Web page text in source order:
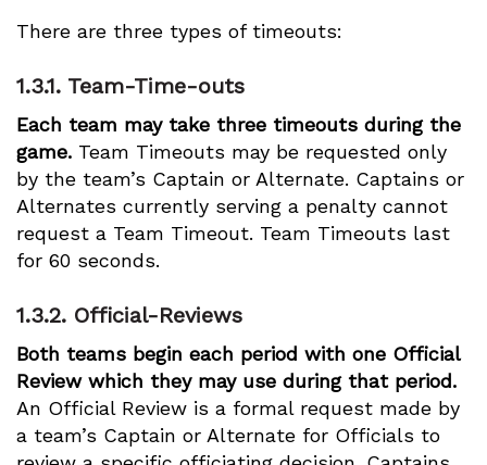
There are three types of timeouts:
1.3.1. Team-Time-outs
Each team may take three timeouts during the
game. Team Timeouts may be requested only
by the team’s Captain or Alternate. Captains or
Alternates currently serving a penalty cannot
request a Team Timeout. Team Timeouts last
for 60 seconds.
1.3.2. Official-Reviews
Both teams begin each period with one Official
Review which they may use during that period.
An Official Review is a formal request made by
a team’s Captain or Alternate for Officials to